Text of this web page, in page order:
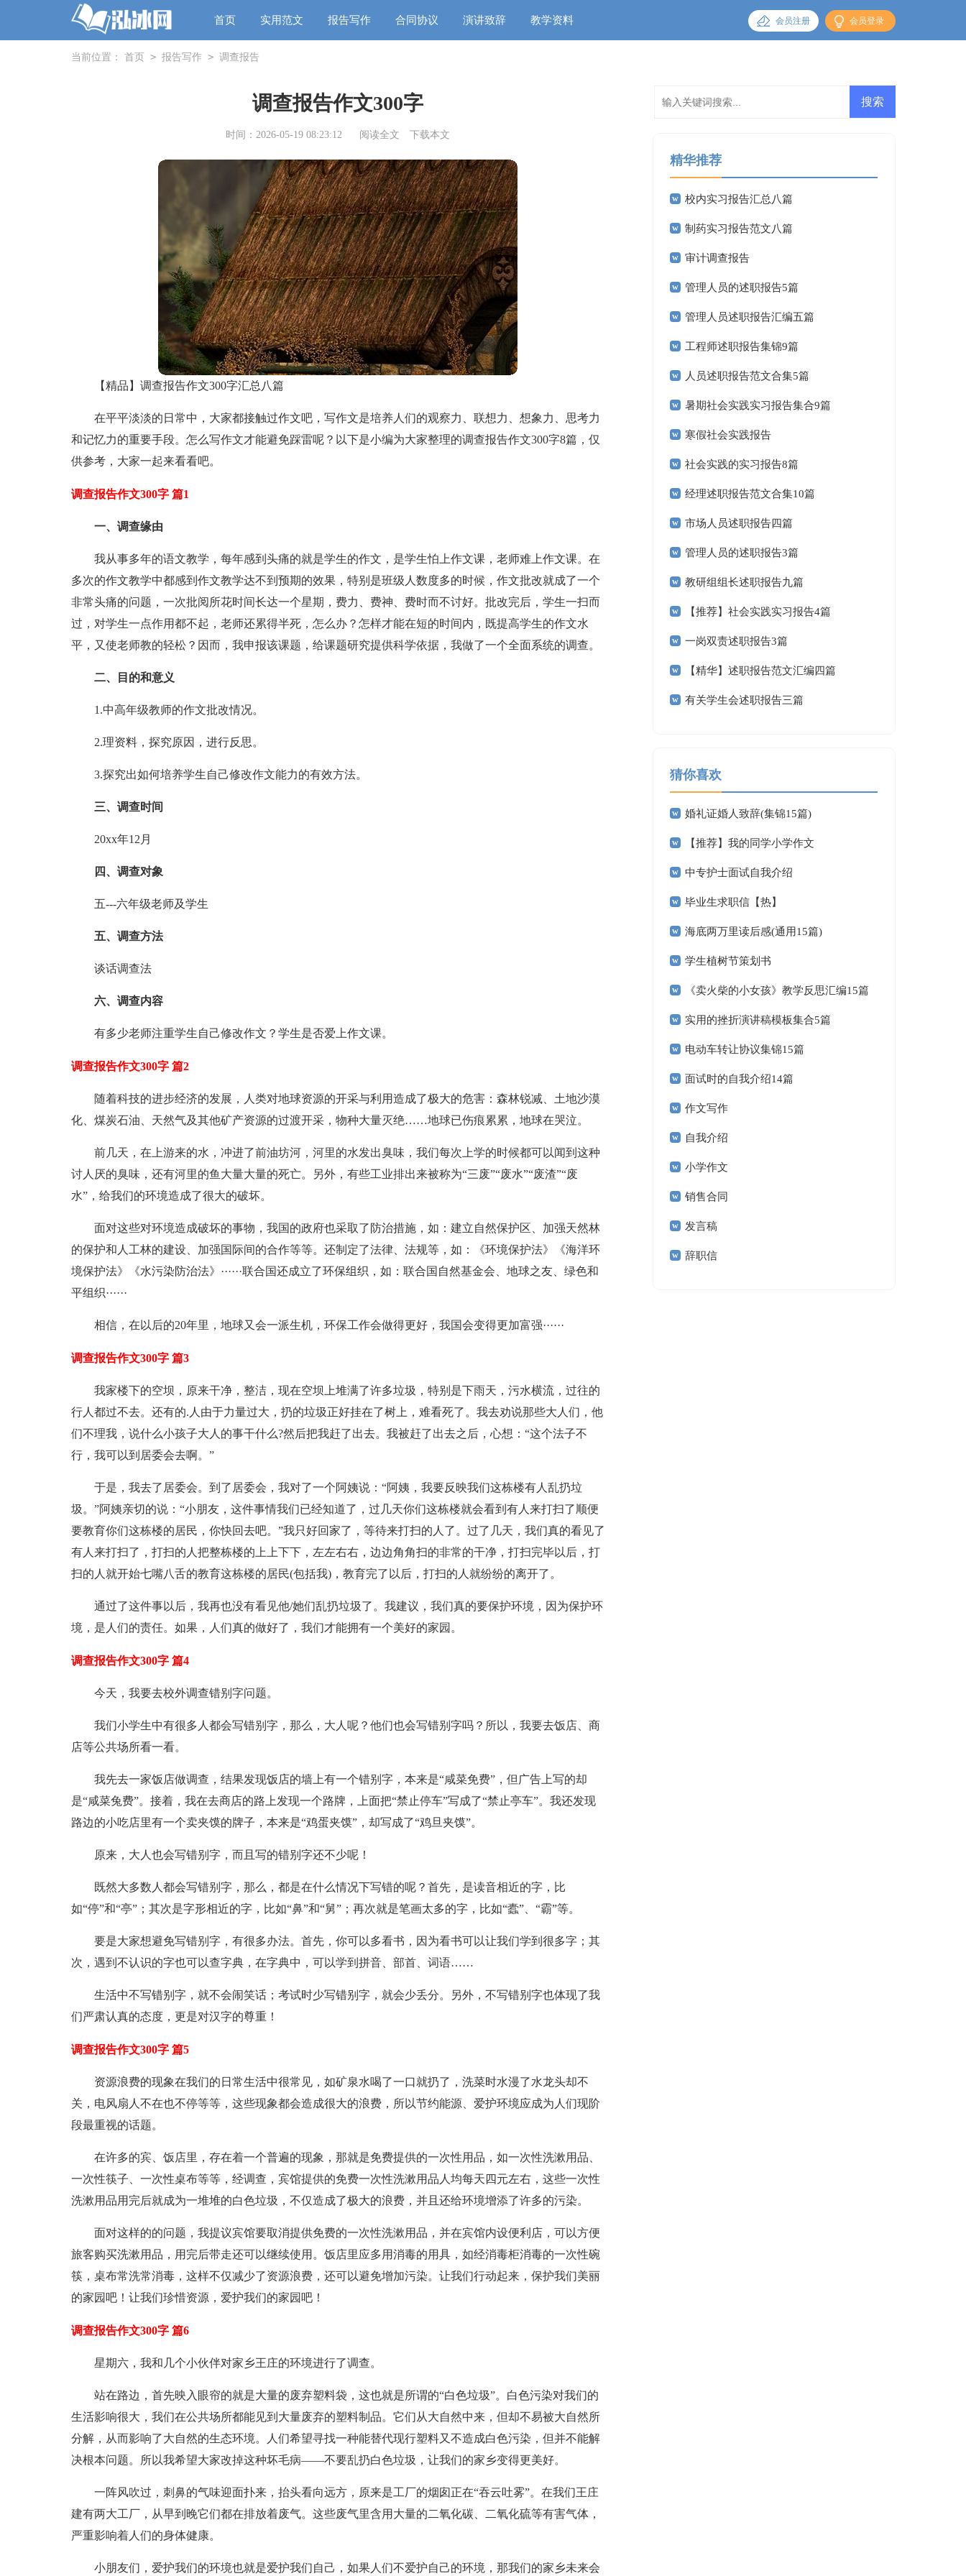
首页 实用范文 报告写作 合同协议 演讲致辞 教学资料 会员登录
会员注册
当前位置： 首页 > 报告写作 > 调查报告
调查报告作文300字
时间：2026-05-19 08:23:12 阅读全文 下载本文
【精品】调查报告作文300字汇总八篇
在平平淡淡的日常中，大家都接触过作文吧，写作文是培养人们的观察力、联想力、想象力、思考力
和记忆力的重要手段。怎么写作文才能避免踩雷呢？以下是小编为大家整理的调查报告作文300字8篇，仅
供参考，大家一起来看看吧。
调查报告作文300字 篇1
一、调查缘由
我从事多年的语文教学，每年感到头痛的就是学生的作文，是学生怕上作文课，老师难上作文课。在
多次的作文教学中都感到作文教学达不到预期的效果，特别是班级人数度多的时候，作文批改就成了一个
非常头痛的问题，一次批阅所花时间长达一个星期，费力、费神、费时而不讨好。批改完后，学生一扫而
过，对学生一点作用都不起，老师还累得半死，怎么办？怎样才能在短的时间内，既提高学生的作文水
平，又使老师教的轻松？因而，我申报该课题，给课题研究提供科学依据，我做了一个全面系统的调查。
二、目的和意义
1.中高年级教师的作文批改情况。
2.理资料，探究原因，进行反思。
3.探究出如何培养学生自己修改作文能力的有效方法。
三、调查时间
20xx年12月
四、调查对象
五---六年级老师及学生
五、调查方法
谈话调查法
六、调查内容
有多少老师注重学生自己修改作文？学生是否爱上作文课。
调查报告作文300字 篇2
随着科技的进步经济的发展，人类对地球资源的开采与利用造成了极大的危害：森林锐减、土地沙漠
化、煤炭石油、天然气及其他矿产资源的过渡开采，物种大量灭绝……地球已伤痕累累，地球在哭泣。
前几天，在上游来的水，冲进了前油坊河，河里的水发出臭味，我们每次上学的时候都可以闻到这种
讨人厌的臭味，还有河里的鱼大量大量的死亡。另外，有些工业排出来被称为“三废”“废水”“废渣”“废
水”，给我们的环境造成了很大的破坏。
面对这些对环境造成破坏的事物，我国的政府也采取了防治措施，如：建立自然保护区、加强天然林
的保护和人工林的建设、加强国际间的合作等等。还制定了法律、法规等，如：《环境保护法》《海洋环
境保护法》《水污染防治法》······联合国还成立了环保组织，如：联合国自然基金会、地球之友、绿色和
平组织······
相信，在以后的20年里，地球又会一派生机，环保工作会做得更好，我国会变得更加富强······
调查报告作文300字 篇3
我家楼下的空坝，原来干净，整洁，现在空坝上堆满了许多垃圾，特别是下雨天，污水横流，过往的
行人都过不去。还有的.人由于力量过大，扔的垃圾正好挂在了树上，难看死了。我去劝说那些大人们，他
们不理我，说什么小孩子大人的事干什么?然后把我赶了出去。我被赶了出去之后，心想：“这个法子不
行，我可以到居委会去啊。”
于是，我去了居委会。到了居委会，我对了一个阿姨说：“阿姨，我要反映我们这栋楼有人乱扔垃
圾。”阿姨亲切的说：“小朋友，这件事情我们已经知道了，过几天你们这栋楼就会看到有人来打扫了顺便
要教育你们这栋楼的居民，你快回去吧。”我只好回家了，等待来打扫的人了。过了几天，我们真的看见了
有人来打扫了，打扫的人把整栋楼的上上下下，左左右右，边边角角扫的非常的干净，打扫完毕以后，打
扫的人就开始七嘴八舌的教育这栋楼的居民(包括我)，教育完了以后，打扫的人就纷纷的离开了。
通过了这件事以后，我再也没有看见他/她们乱扔垃圾了。我建议，我们真的要保护环境，因为保护环
境，是人们的责任。如果，人们真的做好了，我们才能拥有一个美好的家园。
调查报告作文300字 篇4
今天，我要去校外调查错别字问题。
我们小学生中有很多人都会写错别字，那么，大人呢？他们也会写错别字吗？所以，我要去饭店、商
店等公共场所看一看。
我先去一家饭店做调查，结果发现饭店的墙上有一个错别字，本来是“咸菜免费”，但广告上写的却
是“咸菜兔费”。接着，我在去商店的路上发现一个路牌，上面把“禁止停车”写成了“禁止亭车”。我还发现
路边的小吃店里有一个卖夹馍的牌子，本来是“鸡蛋夹馍”，却写成了“鸡旦夹馍”。
原来，大人也会写错别字，而且写的错别字还不少呢！
既然大多数人都会写错别字，那么，都是在什么情况下写错的呢？首先，是读音相近的字，比
如“停”和“亭”；其次是字形相近的字，比如“鼻”和“舅”；再次就是笔画太多的字，比如“蠹”、“霸”等。
要是大家想避免写错别字，有很多办法。首先，你可以多看书，因为看书可以让我们学到很多字；其
次，遇到不认识的字也可以查字典，在字典中，可以学到拼音、部首、词语……
生活中不写错别字，就不会闹笑话；考试时少写错别字，就会少丢分。另外，不写错别字也体现了我
们严肃认真的态度，更是对汉字的尊重！
调查报告作文300字 篇5
资源浪费的现象在我们的日常生活中很常见，如矿泉水喝了一口就扔了，洗菜时水漫了水龙头却不
关，电风扇人不在也不停等等，这些现象都会造成很大的浪费，所以节约能源、爱护环境应成为人们现阶
段最重视的话题。
在许多的宾、饭店里，存在着一个普遍的现象，那就是免费提供的一次性用品，如一次性洗漱用品、
一次性筷子、一次性桌布等等，经调查，宾馆提供的免费一次性洗漱用品人均每天四元左右，这些一次性
洗漱用品用完后就成为一堆堆的白色垃圾，不仅造成了极大的浪费，并且还给环境增添了许多的污染。
面对这样的的问题，我提议宾馆要取消提供免费的一次性洗漱用品，并在宾馆内设便利店，可以方便
旅客购买洗漱用品，用完后带走还可以继续使用。饭店里应多用消毒的用具，如经消毒柜消毒的一次性碗
筷，桌布常洗常消毒，这样不仅减少了资源浪费，还可以避免增加污染。让我们行动起来，保护我们美丽
的家园吧！让我们珍惜资源，爱护我们的家园吧！
调查报告作文300字 篇6
星期六，我和几个小伙伴对家乡王庄的环境进行了调查。
站在路边，首先映入眼帘的就是大量的废弃塑料袋，这也就是所谓的“白色垃圾”。白色污染对我们的
生活影响很大，我们在公共场所都能见到大量废弃的塑料制品。它们从大自然中来，但却不易被大自然所
分解，从而影响了大自然的生态环境。人们希望寻找一种能替代现行塑料又不造成白色污染，但并不能解
决根本问题。所以我希望大家改掉这种坏毛病——不要乱扔白色垃圾，让我们的家乡变得更美好。
一阵风吹过，刺鼻的气味迎面扑来，抬头看向远方，原来是工厂的烟囱正在“吞云吐雾”。在我们王庄
建有两大工厂，从早到晚它们都在排放着废气。这些废气里含用大量的二氧化碳、二氧化硫等有害气体，
严重影响着人们的身体健康。
小朋友们，爱护我们的环境也就是爱护我们自己，如果人们不爱护自己的环境，那我们的家乡未来会
精华推荐
校内实习报告汇总八篇
制药实习报告范文八篇
审计调查报告
管理人员的述职报告5篇
管理人员述职报告汇编五篇
工程师述职报告集锦9篇
人员述职报告范文合集5篇
暑期社会实践实习报告集合9篇
寒假社会实践报告
社会实践的实习报告8篇
经理述职报告范文合集10篇
市场人员述职报告四篇
管理人员的述职报告3篇
教研组组长述职报告九篇
【推荐】社会实践实习报告4篇
一岗双责述职报告3篇
【精华】述职报告范文汇编四篇
有关学生会述职报告三篇
猜你喜欢
婚礼证婚人致辞(集锦15篇)
【推荐】我的同学小学作文
中专护士面试自我介绍
毕业生求职信【热】
海底两万里读后感(通用15篇)
学生植树节策划书
《卖火柴的小女孩》教学反思汇编15篇
实用的挫折演讲稿模板集合5篇
电动车转让协议集锦15篇
面试时的自我介绍14篇
作文写作
自我介绍
小学作文
销售合同
发言稿
辞职信